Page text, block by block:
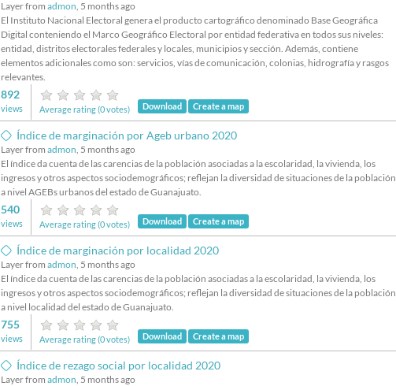
Layer from admon , 5 months ago
El Instituto Nacional Electoral genera el producto cartográfico denominado Base Geográfica
Digital conteniendo el Marco Geográfico Electoral por entidad federativa en todos sus niveles:
entidad, distritos electorales federales y locales, municipios y sección. Además, contiene
elementos adicionales como son: servicios, vías de comunicación, colonias, hidrografía y rasgos
relevantes.
892
views Average rating (0 votes) Download Create a map
Índice de marginación por Ageb urbano 2020
Layer from admon , 5 months ago
El índice da cuenta de las carencias de la población asociadas a la escolaridad, la vivienda, los
ingresos y otros aspectos sociodemográficos; reflejan la diversidad de situaciones de la población
a nivel AGEBs urbanos del estado de Guanajuato.
540
views Average rating (0 votes) Download Create a map
Índice de marginación por localidad 2020
Layer from admon , 5 months ago
El índice da cuenta de las carencias de la población asociadas a la escolaridad, la vivienda, los
ingresos y otros aspectos sociodemográficos; reflejan la diversidad de situaciones de la población
a nivel localidad del estado de Guanajuato.
755
views Average rating (0 votes) Download Create a map
Índice de rezago social por localidad 2020
Layer from admon , 5 months ago